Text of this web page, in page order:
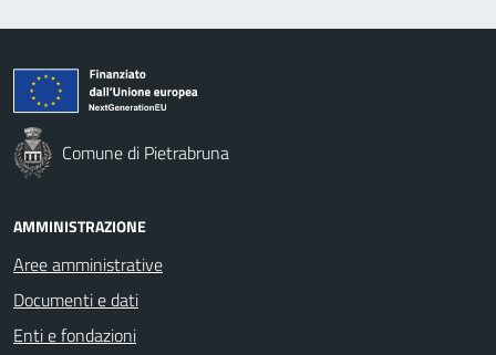
Comune di Pietrabruna
AMMINISTRAZIONE
Aree amministrative
Documenti e dati
Enti e fondazioni